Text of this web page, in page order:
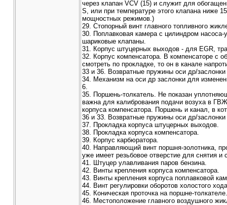
через клапан VCV (15) и служит для
S, или при температуре этого клапана ниже
мощностных режимов.)
29. Стопорный винт главного топливного
30. Поплавковая камера с цилиндром
шариковые клапаны.
31. Корпус штуцерных выходов - для EGR,
32. Корпус компенсатора. В компенсаторе с
смотреть по прокладке, то он в канале
33 и 36. Возвратные пружины оси др/
34. Механизм на оси др заслонки для
6.
35. Поршень-толкатель. Не показан
важна для калибрования подачи возуха в
корпуса компенсатора. Поршень и канал, в
36 и 33. Возвратные пружины оси др/
37. Прокладка корпуса штуцерных выходов.
38. Прокладка корпуса компенсатора.
39. Корпус карбюратора.
40. Направляющий винт поршня-золотника,
уже имеет резьбовое отверстие для снятия и
41. Штуцер улавливания паров бензина.
42. Винты крепления корпуса компенсатора.
43. Винты крепления корпуса поплавковой
44. Винт регулировки оборотов холостого
45. Коническая проточка на поршне-
46. Местоположение главного воздушного